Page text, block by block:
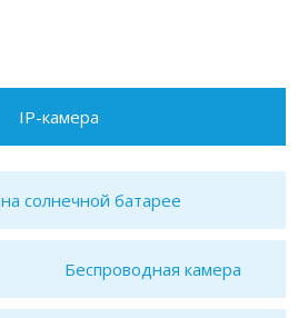
IP-камера
солнечной батарее
Беспроводная камера